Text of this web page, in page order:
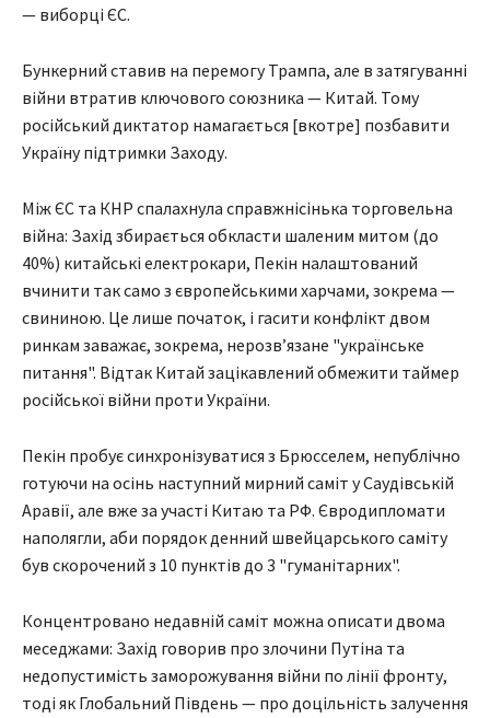
— виборці ЄС.
Бункерний ставив на перемогу Трампа, але в затягуванні
війни втратив ключового союзника — Китай. Тому
російський диктатор намагається [вкотре] позбавити
Україну підтримки Заходу.
Між ЄС та КНР спалахнула справжнісінька торговельна
війна: Захід збирається обкласти шаленим митом (до
40%) китайські електрокари, Пекін налаштований
вчинити так само з європейськими харчами, зокрема —
свининою. Це лише початок, і гасити конфлікт двом
ринкам заважає, зокрема, нерозвʼязане "українське
питання". Відтак Китай зацікавлений обмежити таймер
російської війни проти України.
Пекін пробує синхронізуватися з Брюсселем, непублічно
готуючи на осінь наступний мирний саміт у Саудівській
Аравії, але вже за участі Китаю та РФ. Євродипломати
наполягли, аби порядок денний швейцарського саміту
був скорочений з 10 пунктів до 3 "гуманітарних".
Концентровано недавній саміт можна описати двома
меседжами: Захід говорив про злочини Путіна та
недопустимість заморожування війни по лінії фронту,
тоді як Глобальний Південь — про доцільність залучення